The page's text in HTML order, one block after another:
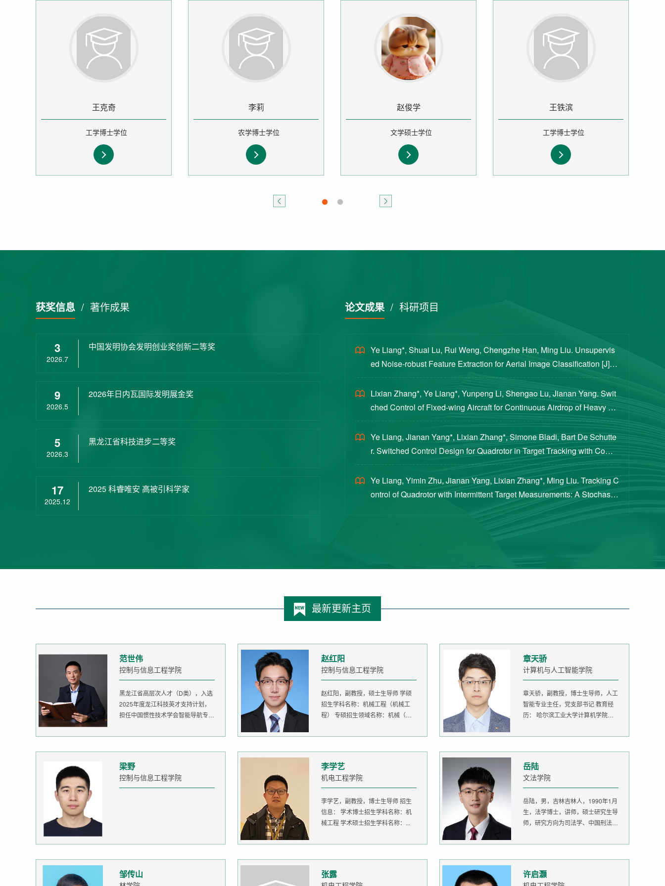
王克奇
工学博士学位
李莉
农学博士学位
赵俊学
文学硕士学位
王铁滨
工学博士学位
获奖信息 / 著作成果
3
2026.7
中国发明协会发明创业奖创新二等奖
9
2026.5
2026年日内瓦国际发明展金奖
5
2026.3
黑龙江省科技进步二等奖
17
2025.12
2025 科睿唯安 高被引科学家
论文成果/ 科研项目
Ye Liang*, Shuai Lu, Rui Weng, Chengzhe Han, Ming Liu. Unsupervis
ed Noise-robust Feature Extraction for Aerial Image Classification [J]. S
cience China Technological Sciences, 2020, 63(8): 1406-1415...
Lixian Zhang*, Ye Liang*, Yunpeng Li, Shengao Lu, Jianan Yang. Swit
ched Control of Fixed-wing Aircraft for Continuous Airdrop of Heavy Pa
yloads [J]. Journal of Guidance, Control, and Dynamics, 2023...
Ye Liang, Jianan Yang*, Lixian Zhang*, Simone Bladi, Bart De Schutte
r. Switched Control Design for Quadrotor in Target Tracking with Compl
ex Intermittent Measurements [J]. Journal of Guidance, Cont...
Ye Liang, Yimin Zhu, Jianan Yang, Lixian Zhang*, Ming Liu. Tracking C
ontrol of Quadrotor with Intermittent Target Measurements: A Stochastic
最新更新主页
范世伟
控制与信息工程学院
黑龙江省高层次人才（D类），入选
2025年度龙江科技英才支持计划，
担任中国惯性技术学会智能导航专委
赵红阳
控制与信息工程学院
赵红阳，副教授，硕士生导师 学硕
招生学科名称：机械工程（机械工
程） 专硕招生领域名称：机械（机
章天骄
计算机与人工智能学院
章天骄，副教授，博士生导师，人工
智能专业主任，党支部书记 教育经
历： 哈尔滨工业大学计算机学院
梁野
控制与信息工程学院
李学艺
机电工程学院
李学艺，副教授，博士生导师 招生
信息： 学术博士招生学科名称：机
械工程 学术硕士招生学科名称：...
岳陆
文法学院
岳陆，男，吉林吉林人，1990年1月
生，法学博士，讲师，硕士研究生导
师，研究方向为司法学、中国刑法
邹传山 张露 许启灏